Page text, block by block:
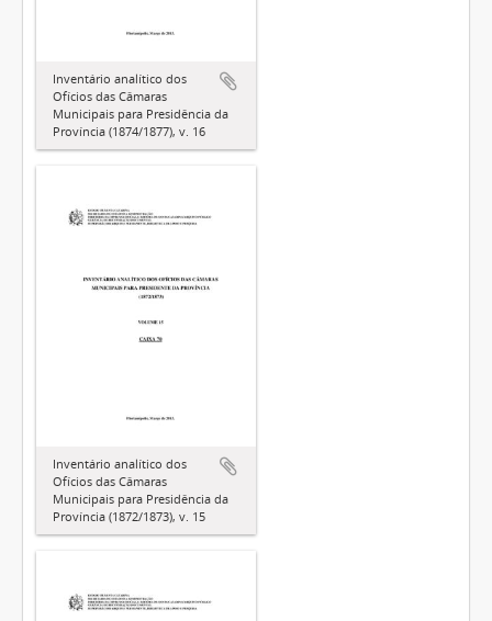
Inventário analítico dos
Ofícios das Câmaras
Municipais para Presidência da
Província (1874/1877), v. 16
Inventário analítico dos
Ofícios das Câmaras
Municipais para Presidência da
Província (1872/1873), v. 15